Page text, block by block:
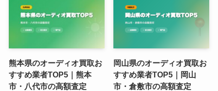
熊本県のオーディオ買取お
すすめ業者TOP5｜熊本
市・八代市の高額査定
岡山県のオーディオ買取お
すすめ業者TOP5｜岡山
市・倉敷市の高額査定